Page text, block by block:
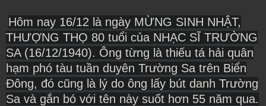
Hôm nay 16/12 là ngày MỪNG SINH NHẬT,
THƯỢNG THỌ 80 tuổi của NHẠC SĨ TRƯỜNG
SA (16/12/1940). Ông từng là thiếu tá hải quân
hạm phó tàu tuần duyên Trường Sa trên Biển
Đông, đó cũng là lý do ông lấy bút danh Trường
Sa và gắn bó với tên này suốt hơn 55 năm qua.